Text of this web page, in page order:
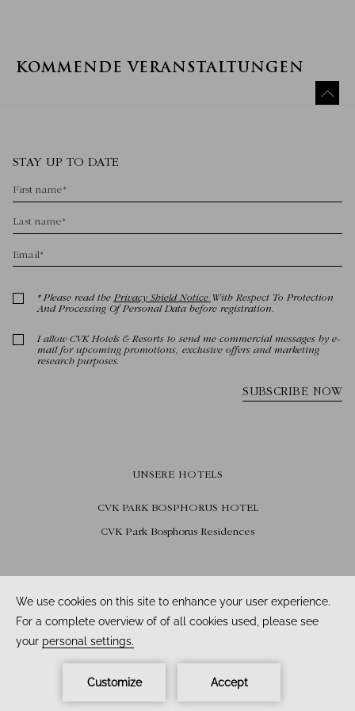
KOMMENDE VERANSTALTUNGEN
Facebook / Instagram / Youtube
UNSERE HOTELS
CVK PARK BOSPHORUS HOTEL
CVK Park Bosphorus Residences